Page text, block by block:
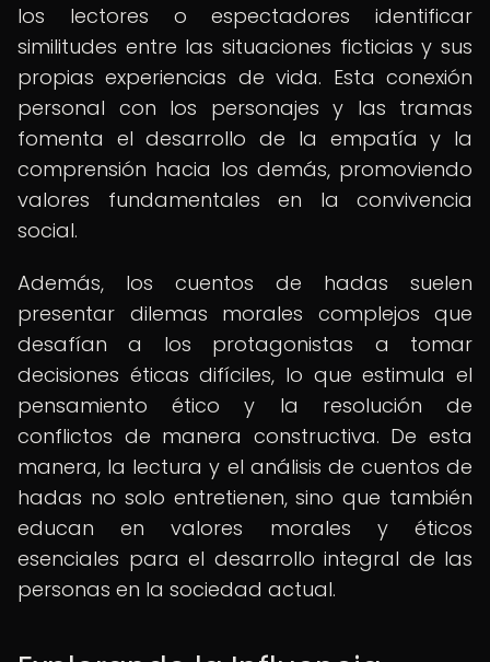
los lectores o espectadores identificar
similitudes entre las situaciones ficticias y sus
propias experiencias de vida. Esta conexión
personal con los personajes y las tramas
fomenta el desarrollo de la empatía y la
comprensión hacia los demás, promoviendo
valores fundamentales en la convivencia
social.
Además, los cuentos de hadas suelen
presentar dilemas morales complejos que
desafían a los protagonistas a tomar
decisiones éticas difíciles, lo que estimula el
pensamiento ético y la resolución de
conflictos de manera constructiva. De esta
manera, la lectura y el análisis de cuentos de
hadas no solo entretienen, sino que también
educan en valores morales y éticos
esenciales para el desarrollo integral de las
personas en la sociedad actual.